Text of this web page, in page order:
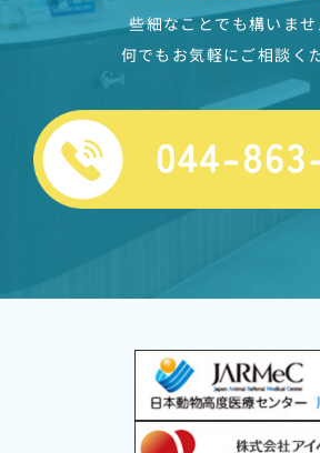
些細なことでも構いませ
何でもお気軽にご相談く